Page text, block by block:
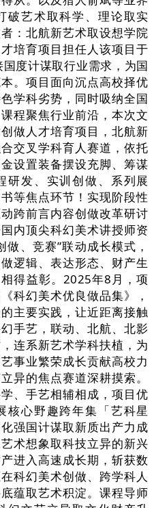
破艺术取科学、理论取实
：北航新艺术取设想学院
培育项目担任人该项目于
度计谋取行业需求，为国
。项目面向沉点高校择优
学科劣势，同时吸纳全国
程聚焦行业前沿，本次文
做人才培育项目，北航新
交叉学科育人赛道，依托
设置装备摆设充脚、筹谋
研发、实训创做、系列展
等焦点环节！实现阶段性
跨前言内容创做改革研讨
内顶尖科幻美术讲授师资
、竞赛”联动成长模式，
逻辑、表达形态、财产生
得益彰。2025年8月，项
科幻美术优良做品集》，
主要实践，让近距离接触
手艺，联动、北航、北影
连系新艺术学科扶植，为
事业繁荣成长贡献高校力
异的焦点赛道深耕摸索。
、手艺相辅相成，项目优
核心野趣跨年集「艺科星
强国计谋取新质出产力成
术想象取科技立异的新兴
进入高速成长期，斩获数
科幻美术创做、跨学科人
蕴取艺术积淀。课程导师